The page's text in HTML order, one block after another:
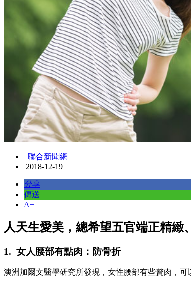
聯合新聞網
2018-12-19
分享
傳送
A+
人天生愛美，總希望五官端正精緻
1. 女人腰部有點肉：防骨折
澳洲加爾文醫學研究所發現，女性腰部有些贅肉，